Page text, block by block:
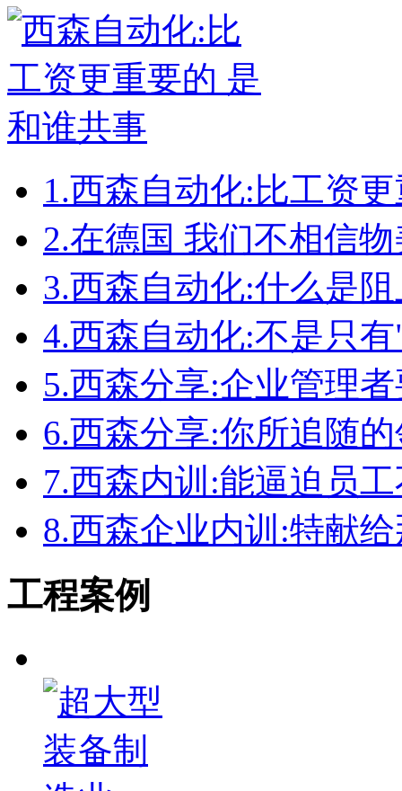
1.西森自动化:比工资
2.在德国 我们不相信
3.西森自动化:什么是
4.西森自动化:不是只
5.西森分享:企业管理
6.西森分享:你所追随
7.西森内训:能逼迫员
8.西森企业内训:特献
工程案例